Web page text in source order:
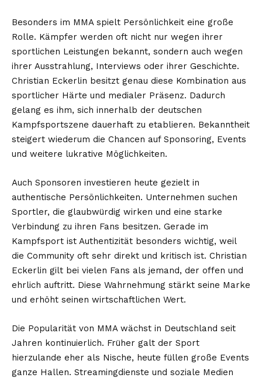
Besonders im MMA spielt Persönlichkeit eine große
Rolle. Kämpfer werden oft nicht nur wegen ihrer
sportlichen Leistungen bekannt, sondern auch wegen
ihrer Ausstrahlung, Interviews oder ihrer Geschichte.
Christian Eckerlin besitzt genau diese Kombination aus
sportlicher Härte und medialer Präsenz. Dadurch
gelang es ihm, sich innerhalb der deutschen
Kampfsportszene dauerhaft zu etablieren. Bekanntheit
steigert wiederum die Chancen auf Sponsoring, Events
und weitere lukrative Möglichkeiten.
Auch Sponsoren investieren heute gezielt in
authentische Persönlichkeiten. Unternehmen suchen
Sportler, die glaubwürdig wirken und eine starke
Verbindung zu ihren Fans besitzen. Gerade im
Kampfsport ist Authentizität besonders wichtig, weil
die Community oft sehr direkt und kritisch ist. Christian
Eckerlin gilt bei vielen Fans als jemand, der offen und
ehrlich auftritt. Diese Wahrnehmung stärkt seine Marke
und erhöht seinen wirtschaftlichen Wert.
Die Popularität von MMA wächst in Deutschland seit
Jahren kontinuierlich. Früher galt der Sport
hierzulande eher als Nische, heute füllen große Events
ganze Hallen. Streamingdienste und soziale Medien